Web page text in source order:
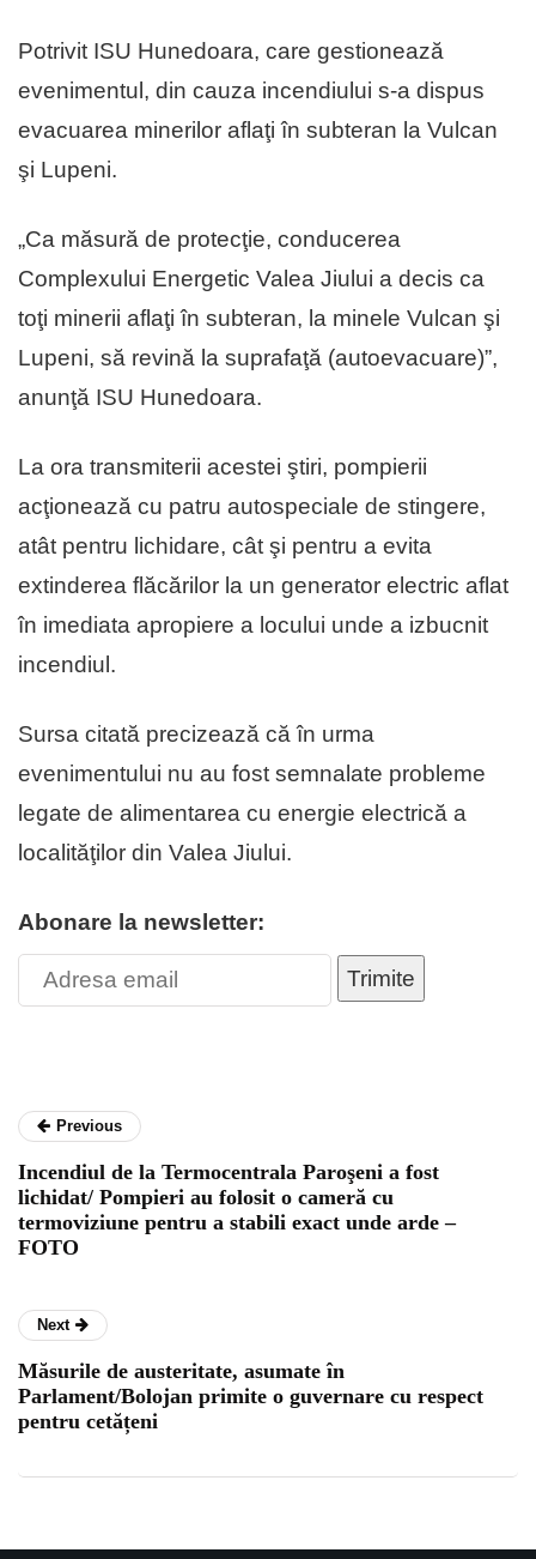
Potrivit ISU Hunedoara, care gestionează
evenimentul, din cauza incendiului s-a dispus
evacuarea minerilor aflaţi în subteran la Vulcan
şi Lupeni.
„Ca măsură de protecţie, conducerea
Complexului Energetic Valea Jiului a decis ca
toţi minerii aflaţi în subteran, la minele Vulcan şi
Lupeni, să revină la suprafaţă (autoevacuare)”,
anunţă ISU Hunedoara.
La ora transmiterii acestei ştiri, pompierii
acţionează cu patru autospeciale de stingere,
atât pentru lichidare, cât şi pentru a evita
extinderea flăcărilor la un generator electric aflat
în imediata apropiere a locului unde a izbucnit
incendiul.
Sursa citată precizează că în urma
evenimentului nu au fost semnalate probleme
legate de alimentarea cu energie electrică a
localităţilor din Valea Jiului.
Abonare la newsletter:
Trimite
Previous
Incendiul de la Termocentrala Paroşeni a fost
lichidat/ Pompieri au folosit o cameră cu
termoviziune pentru a stabili exact unde arde –
FOTO
Next
Măsurile de austeritate, asumate în
Parlament/Bolojan primite o guvernare cu respect
pentru cetățeni